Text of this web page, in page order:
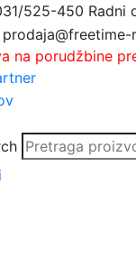
525-450 Radni
na porudžbine